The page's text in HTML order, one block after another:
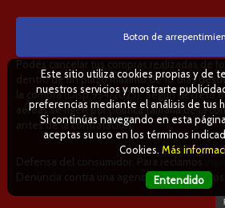
Boton de
Podés cancelar tus compras realizadas de
dentro de un plazo máximo de 10 días
la compra (Disp.954/2025). Según decreto
aéreas se rigen por política tarifaria de la
antes de la contratación.
Defensa del consumidor. Para reclamos
Denuncia contra una agencia. Para reclamos
Este sitio utiliza cookies propias y de
nuestros servicios y mostrarte
preferencias mediante el análisis de tus
Si continúas navegando en esta
aceptas su uso en los términos
Cookies. Más
Entendido